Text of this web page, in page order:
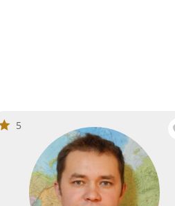
5